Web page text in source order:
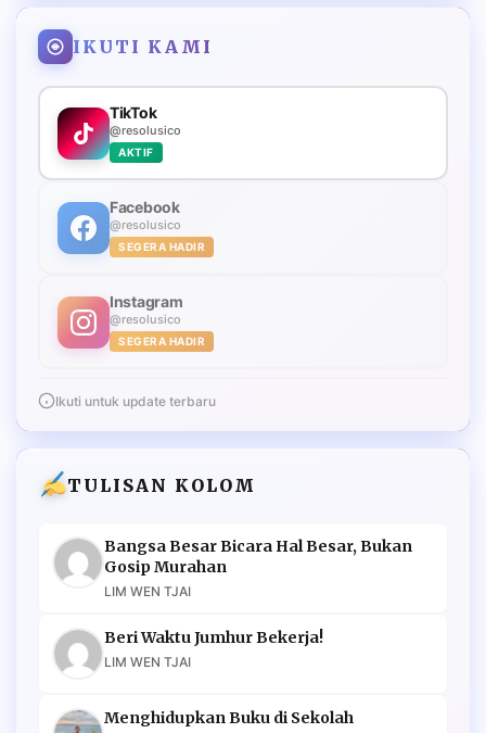
IKUTI KAMI
TikTok
@resolusico
AKTIF
Facebook
@resolusico
SEGERA HADIR
Instagram
@resolusico
SEGERA HADIR
Ikuti untuk update terbaru
TULISAN KOLOM
Bangsa Besar Bicara Hal Besar, Bukan
Gosip Murahan
LIM WEN TJAI
Beri Waktu Jumhur Bekerja!
LIM WEN TJAI
Menghidupkan Buku di Sekolah